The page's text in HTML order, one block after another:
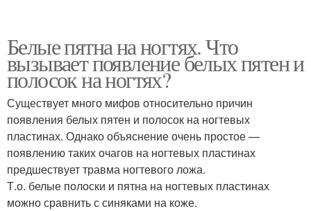
Белые пятна на ногтях. Что
вызывает появление белых пятен и
полосок на ногтях?
Существует много мифов относительно причин
появления белых пятен и полосок на ногтевых
пластинах. Однако объяснение очень простое —
появлению таких очагов на ногтевых пластинах
предшествует травма ногтевого ложа.
Т.о. белые полоски и пятна на ногтевых пластинах
можно сравнить с синяками на коже.